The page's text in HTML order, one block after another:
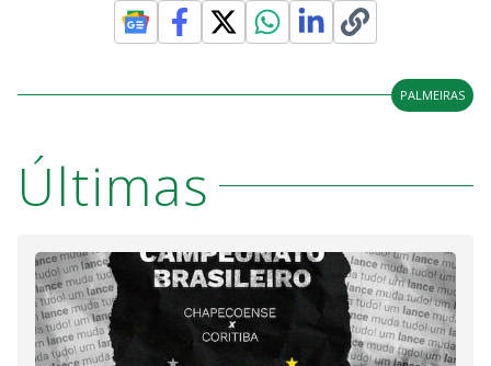
PALMEIRAS
Últimas